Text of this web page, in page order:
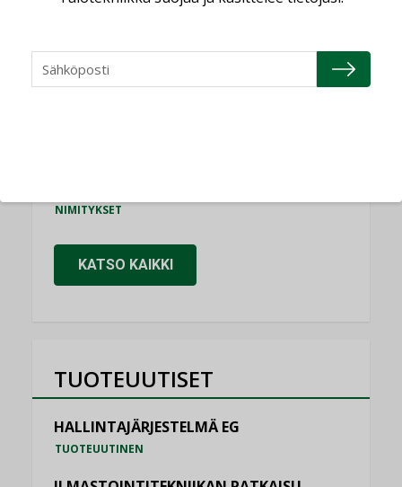
Refair
NIMITYKSET
NIMITYKSET
KATSO KAIKKI
TUOTEUUTISET
HALLINTAJÄRJESTELMÄ EG
TUOTEUUTINEN